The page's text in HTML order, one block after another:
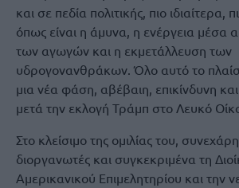
και σε πεδία πολιτικής, πιο ιδιαίτερα,
όπως είναι η άμυνα, η ενέργεια μέσα
των αγωγών και η εκμετάλλευση των
υδρογονανθράκων. Όλο αυτό το
μια νέα φάση, αβέβαιη, επικίνδυνη
μετά την εκλογή Τράμπ στο Λευκό
Στο κλείσιμο της ομιλίας του,
διοργανωτές και συγκεκριμένα τη
Αμερικανικού Επιμελητηρίου και την